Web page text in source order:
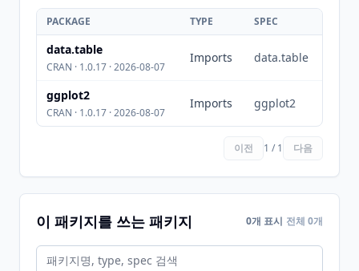
PACKAGE TYPE SPEC
data.table
CRAN · 1.0.17 · 2026-08-07
Imports data.table
ggplot2
CRAN · 1.0.17 · 2026-08-07
Imports ggplot2
이전 1 / 1 다음
이 패키지를 쓰는 패키지 0개 표시 전체 0개